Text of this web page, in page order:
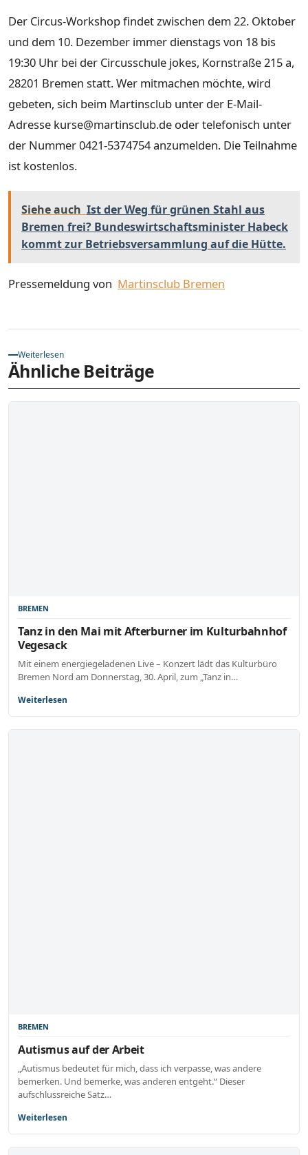
Der Circus-Workshop findet zwischen dem 22. Oktober
und dem 10. Dezember immer dienstags von 18 bis
19:30 Uhr bei der Circusschule jokes, Kornstraße 215 a,
28201 Bremen statt. Wer mitmachen möchte, wird
gebeten, sich beim Martinsclub unter der E-Mail-
Adresse kurse@martinsclub.de oder telefonisch unter
der Nummer 0421-5374754 anzumelden. Die Teilnahme
ist kostenlos.
Siehe auch Ist der Weg für grünen Stahl aus
Bremen frei? Bundeswirtschaftsminister Habeck
kommt zur Betriebsversammlung auf die Hütte.
Pressemeldung von Martinsclub Bremen
Weiterlesen
Ähnliche Beiträge
BREMEN
Tanz in den Mai mit Afterburner im Kulturbahnhof
Vegesack
Mit einem energiegeladenen Live – Konzert lädt das Kulturbüro
Bremen Nord am Donnerstag, 30. April, zum „Tanz in…
Weiterlesen
BREMEN
Autismus auf der Arbeit
„Autismus bedeutet für mich, dass ich verpasse, was andere
bemerken. Und bemerke, was anderen entgeht.“ Dieser
aufschlussreiche Satz…
Weiterlesen